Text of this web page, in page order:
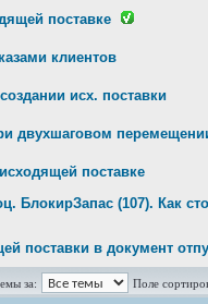
поставке
клиентов
исх. поставки
двухшаговом
поставке
БлокирЗапас (107). Как
поставки в документ
за: Поле